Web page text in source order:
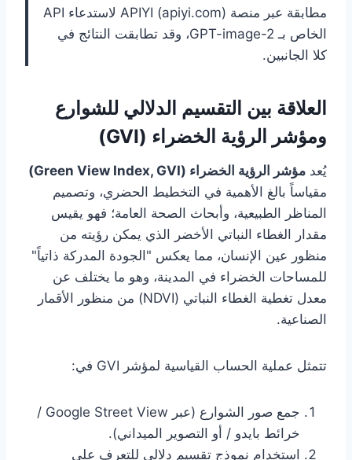
مطابقة عبر منصة APIYI (apiyi.com) لاستدعاء API
الخاص بـ GPT-image-2، وقد تطابقت النتائج في
كلا الجانبين.
العلاقة بين التقسيم الدلالي للشوارع
ومؤشر الرؤية الخضراء (GVI)
يُعد مؤشر الرؤية الخضراء (Green View Index, GVI)
مقياساً بالغ الأهمية في التخطيط الحضري، وتصميم
المناظر الطبيعية، وأبحاث الصحة العامة؛ فهو يقيس
مقدار الغطاء النباتي الأخضر الذي يمكن رؤيته من
منظور عين الإنسان، مما يعكس "الجودة المدركة ذاتياً"
للمساحات الخضراء في المدينة، وهو ما يختلف عن
معدل تغطية الغطاء النباتي (NDVI) من منظور الأقمار
الصناعية.
تتمثل عملية الحساب القياسية لمؤشر GVI في:
جمع صور الشوارع (عبر Google Street View /
خرائط بايدو / أو التصوير الميداني).
استخدام نموذج تقسيم دلالي للتعرف على